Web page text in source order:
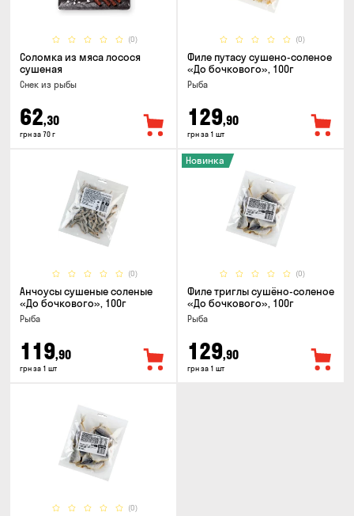
(0)
Соломка из мяса лосося
сушеная
Снек из рыбы
62,30
грн за 70 г
(0)
Филе путасу сушено-соленое
«До бочкового», 100г
Рыба
129,90
грн за 1 шт
(0)
Анчоусы сушеные соленые
«До бочкового», 100г
Рыба
119,90
грн за 1 шт
(0)
Новинка
Филе триглы сушёно-соленое
«До бочкового», 100г
Рыба
129,90
грн за 1 шт
(0)